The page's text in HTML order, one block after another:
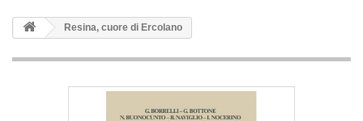
Resina, cuore di Ercolano